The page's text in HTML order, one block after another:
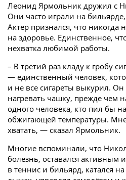
Леонид Ярмольник дружил с
Они часто играли на
Актёр признался, что никогда
на здоровье. Единственное,
нехватка любимой работы.
– В третий раз кладу к гробу
— единственный человек,
и не все сигареты выкурил. Он
нагревать чашку, прежде чем
одного человека, кто пил бы
обжигающей температуры. Мне
хватать, — сказал Ярмольник.
Многие вспоминали, что
болезнь, оставался активным
в теннис и бильярд, катался